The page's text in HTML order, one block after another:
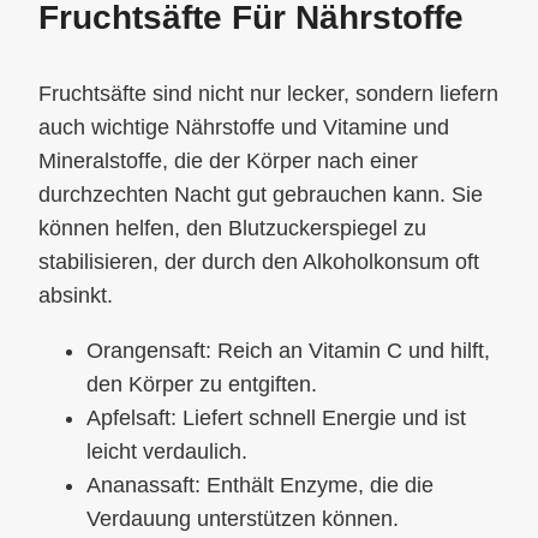
Fruchtsäfte Für Nährstoffe
Fruchtsäfte sind nicht nur lecker, sondern liefern
auch wichtige Nährstoffe und Vitamine und
Mineralstoffe, die der Körper nach einer
durchzechten Nacht gut gebrauchen kann. Sie
können helfen, den Blutzuckerspiegel zu
stabilisieren, der durch den Alkoholkonsum oft
absinkt.
Orangensaft: Reich an Vitamin C und hilft,
den Körper zu entgiften.
Apfelsaft: Liefert schnell Energie und ist
leicht verdaulich.
Ananassaft: Enthält Enzyme, die die
Verdauung unterstützen können.